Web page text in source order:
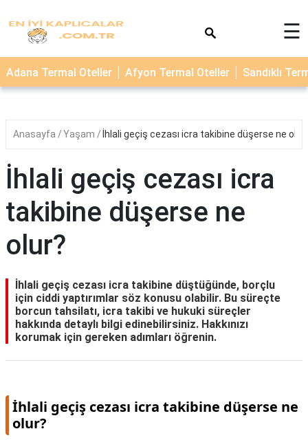
TERMAL
OTELLER
☰
Adana Termal Oteller Afyon Termal Oteller Sandıklı
Anasayfa Yaşam İhlali geçiş cezası icra takibine düşerse ne
İhlali geçiş cezası icra
takibine düşerse ne
olur?
İhlali geçiş cezası icra takibine düştüğünde, borçlu
için ciddi yaptırımlar söz konusu olabilir. Bu süreçte
borcun tahsilatı, icra takibi ve hukuki süreçler
hakkında detaylı bilgi edinebilirsiniz. Hakkınızı
korumak için gereken adımları öğrenin.
İhlali geçiş cezası icra takibine düşerse ne
olur?